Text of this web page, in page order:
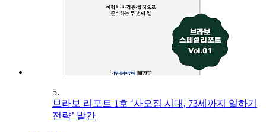
5.
브라보 리포트 1호 ‘사오정 시대, 73세까지 일하기
전략’ 발간